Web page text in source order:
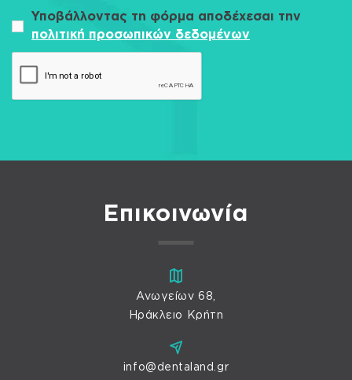
Υποβάλλοντας τη φόρμα αποδέχεσαι την
πολιτική προσωπικών δεδομένων
Επικοινωνία
Ανωγείων 68,
Ηράκλειο Κρήτη
info@dentaland.gr